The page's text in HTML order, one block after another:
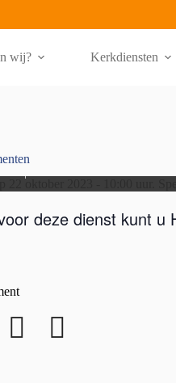
wij? Kerkdiensten
okt.
deze dienst kunt u